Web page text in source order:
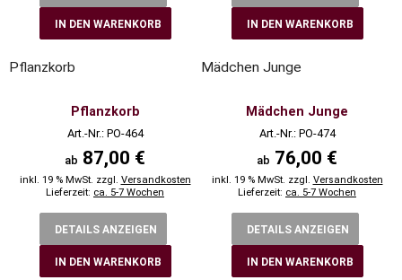
IN DEN WARENKORB IN DEN WARENKORB
Pflanzkorb
Pflanzkorb
Art.-Nr.: PO-464
ab 87,00 €
inkl. 19 % MwSt. zzgl. Versandkosten
Lieferzeit: ca. 5-7 Wochen
DETAILS ANZEIGEN
IN DEN WARENKORB
Mädchen Junge
Mädchen Junge
Art.-Nr.: PO-474
ab 76,00 €
inkl. 19 % MwSt. zzgl. Versandkosten
Lieferzeit: ca. 5-7 Wochen
DETAILS ANZEIGEN
IN DEN WARENKORB